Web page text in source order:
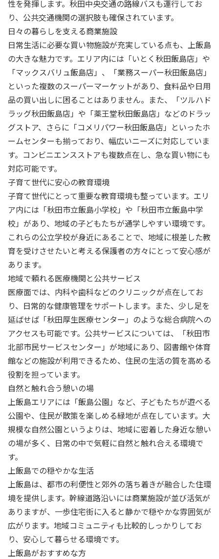
性を発揮します。秋田中央交通の路線バスも運行してお
り、公共交通機関の選択肢も確保されています。
日々の暮らしを支える商業施設
日常生活に必要な買い物施設が充実している点も、上飯島
の大きな魅力です。エリア内には「いとく秋田飯島店」や
「マックスバリュ飯島店」、「業務スーパー秋田飯島店」
といった複数のスーパーマーケットがあり、食料品や日用
品の買い出しに困ることはありません。また、「ツルハド
ラッグ秋田飯島店」や「薬王堂秋田飯島店」などのドラッ
グストア、さらに「コメリパワー秋田飯島店」といったホ
ームセンターも揃っており、幅広いニーズに対応していま
す。コンビニエンスストアも複数点在し、急な買い物にも
対応可能です。
子育て世代に安心の教育環境
子育て世代にとって重要な教育環境も整っています。エリ
ア内には「秋田市立飯島小学校」や「秋田市立飯島中学
校」があり、地域の子どもたちが通学しやすい環境です。
これらの公立学校が身近にあることで、地域に根差した教
育を受けさせたいと考える保護者の方々にとって安心感が
あります。
地域で頼れる医療機関と公共サービス
医療面では、内科や歯科などのクリニックが点在してお
り、日常的な健康管理をサポートします。また、少し足を
延ばせば「秋田厚生医療センター」のような総合病院への
アクセスも可能です。公共サービスについては、「秋田市
北部市民サービスセンター」が地域にあり、図書館や体育
館などの施設が利用できるため、住民の生活の質を高める
役割を担っています。
自然と触れ合う憩いの場
上飯島エリアには「飯島公園」など、子どもたちが遊べる
公園や、住民が散策を楽しめる緑地が点在しています。大
規模な自然公園というよりは、地域に密着した身近な憩い
の場が多く、日常の中で気軽に自然と触れ合える環境で
す。
上飯島での穏やかな生活
上飯島は、都市の利便性と郊外の落ち着きが融合した住環
境を提供します。幹線道路沿いには商業施設が並び活気が
ありますが、一歩住宅街に入ると静かで穏やかな雰囲気が
広がります。地域コミュニティも比較的しっかりしてお
り、安心して暮らせる環境です。
上飯島がおすすめな方